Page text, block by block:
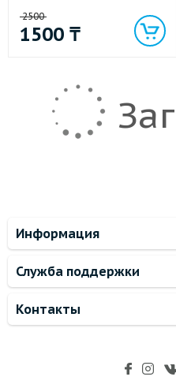
2500
1500 ₸
Информация
Служба поддержки
Контакты